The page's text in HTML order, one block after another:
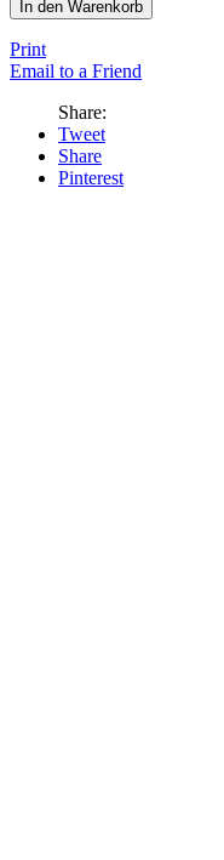
In den Warenkorb
Print
Email to a Friend
Share:
Tweet
Share
Pinterest